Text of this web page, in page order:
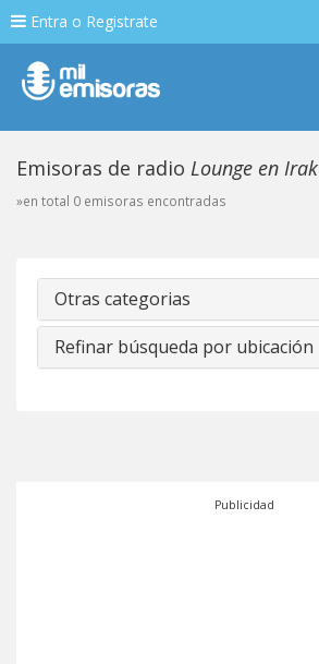
Entra o Registrate
Emisoras de radio Lounge en Irak
»en total 0 emisoras encontradas
Otras categorias
Refinar búsqueda por ubicación
Publicidad